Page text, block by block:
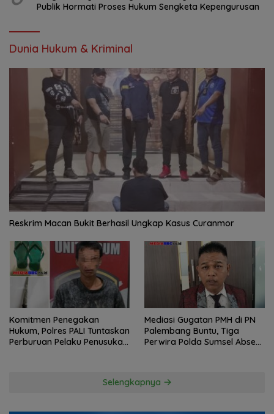
Publik Hormati Proses Hukum Sengketa Kepengurusan
Dunia Hukum & Kriminal
Reskrim Macan Bukit Berhasil Ungkap Kasus Curanmor
Komitmen Penegakan
Hukum, Polres PALI Tuntaskan
Perburuan Pelaku Penusukan
Mediasi Gugatan PMH di PN
Palembang Buntu, Tiga
Perwira Polda Sumsel Absen,
Selengkapnya